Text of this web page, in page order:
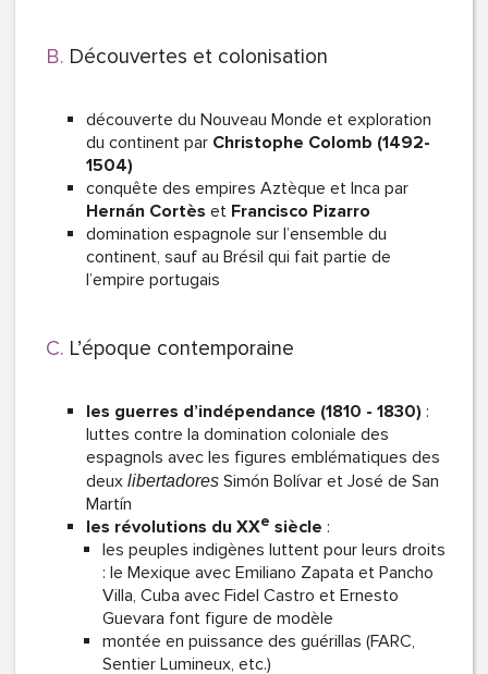
Découvertes et colonisation
découverte du Nouveau Monde et exploration
du continent par Christophe Colomb (1492-
1504)
conquête des empires Aztèque et Inca par
Hernán Cortès et Francisco Pizarro
domination espagnole sur l’ensemble du
continent, sauf au Brésil qui fait partie de
l’empire portugais
L’époque contemporaine
les guerres d’indépendance (1810 - 1830) :
luttes contre la domination coloniale des
espagnols avec les figures emblématiques des
deux libertadores Simón Bolívar et José de San
Martín
les révolutions du XXe siècle :
les peuples indigènes luttent pour leurs droits
: le Mexique avec Emiliano Zapata et Pancho
Villa, Cuba avec Fidel Castro et Ernesto
Guevara font figure de modèle
montée en puissance des guérillas (FARC,
Sentier Lumineux, etc.)